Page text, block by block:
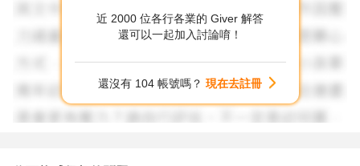
現階段台灣的保健品市場越來越多公司都開始進場
就我知道就有電商、科技公司甚至KOL都有人才招募的需求
近 2000 位各行各業的 Giver 解答
還可以一起加入討論唷！
還沒有 104 帳號嗎？ 現在去註冊